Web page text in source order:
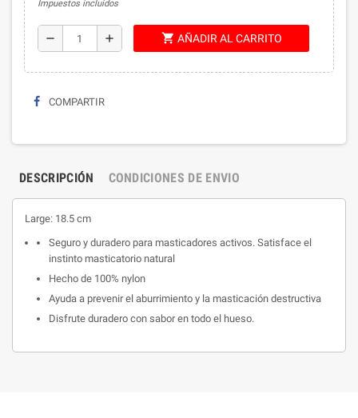
Impuestos incluidos
remove add shopping_cart AÑADIR AL CARRITO
COMPARTIR
DESCRIPCIÓN CONDICIONES DE ENVIO
Large: 18.5 cm
Seguro y duradero para masticadores activos. Satisface el
instinto masticatorio natural
Hecho de 100% nylon
Ayuda a prevenir el aburrimiento y la masticación destructiva
Disfrute duradero con sabor en todo el hueso.